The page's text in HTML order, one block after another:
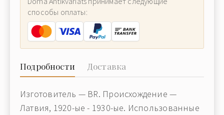
способы оплаты:
Подробности Доставка
Изготовитель — BR. Происхождение —
Латвия, 1920-ые - 1930-ые. Использованные